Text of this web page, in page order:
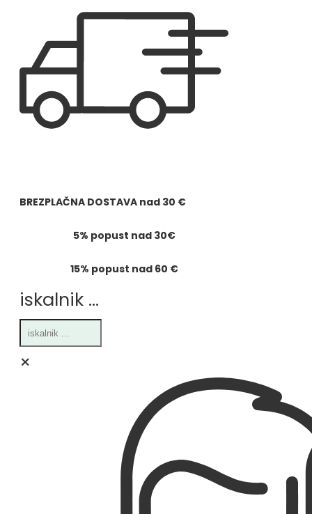
BREZPLAČNA DOSTAVA nad 30 €
5% popust nad 30€
15% popust nad 60 €
iskalnik ...
×